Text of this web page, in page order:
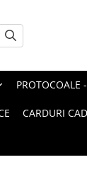
PROTOCOALE
CARDURI